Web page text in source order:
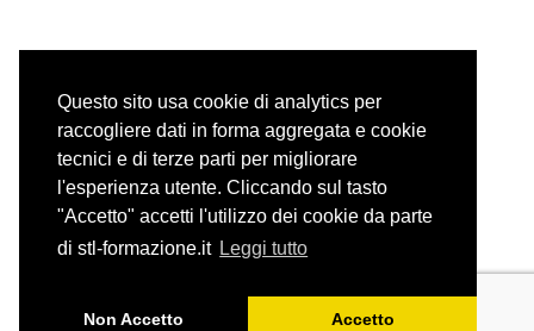
Questo sito usa cookie di analytics per
raccogliere dati in forma aggregata e cookie
tecnici e di terze parti per migliorare
l'esperienza utente. Cliccando sul tasto
"Accetto" accetti l'utilizzo dei cookie da parte
di stl-formazione.it Leggi tutto
Non Accetto Accetto